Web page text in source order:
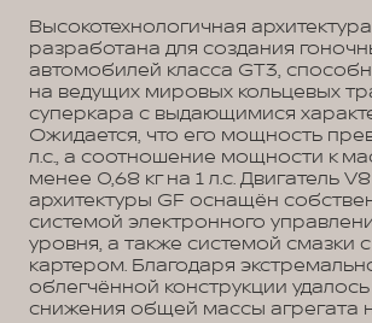
Высокотехнологичная
разработана для создания
автомобилей класса GT3,
на ведущих мировых кольцевых
суперкара с выдающимися
Ожидается, что его мощность
л.с., а соотношение мощности к
менее 0,68 кг на 1 л.с. Двигатель
архитектуры GF оснащён
системой электронного
уровня, а также системой смазки
картером. Благодаря
облегчённой конструкции
снижения общей массы агрегата